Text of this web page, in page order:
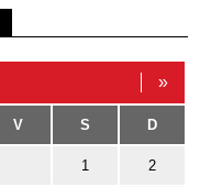
»
V S D
1 2